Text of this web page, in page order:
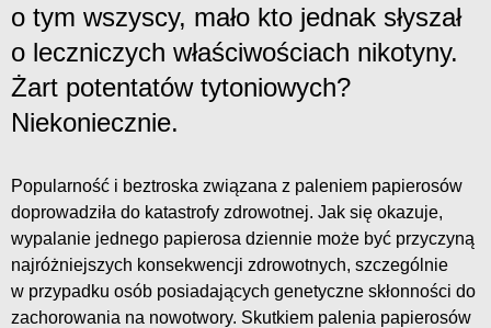
o tym wszyscy, mało kto jednak słyszał
o leczniczych właściwościach nikotyny.
Żart potentatów tytoniowych?
Niekoniecznie.
Popularność i beztroska związana z paleniem papierosów
doprowadziła do katastrofy zdrowotnej. Jak się okazuje,
wypalanie jednego papierosa dziennie może być przyczyną
najróżniejszych konsekwencji zdrowotnych, szczególnie
w przypadku osób posiadających genetyczne skłonności do
zachorowania na nowotwory. Skutkiem palenia papierosów